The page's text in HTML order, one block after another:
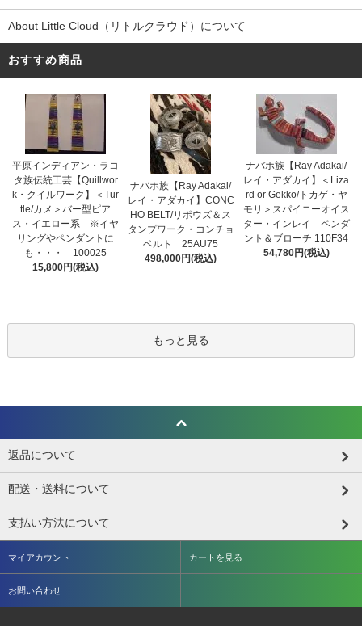
About Little Cloud（リトルクラウド）について
おすすめ商品
平原インディアン・ラコ
タ族伝統工芸【Quillwor
k・クイルワーク】＜Tur
tle/カメ＞バー型ピア
ス・イエロー系 ※イヤ
リングやペンダントに
も・・・ 100025
15,800円(税込)
ナバホ族【Ray Adakai/
レイ・アダカイ】CONC
HO BELT/リポウズ＆ス
タンプワーク・コンチョ
ベルト 25AU75
498,000円(税込)
ナバホ族【Ray Adakai/
レイ・アダカイ】＜Liza
rd or Gekko/トカゲ・ヤ
モリ＞スパイニーオイス
ター・インレイ ペンダ
ント＆ブローチ 110F34
54,780円(税込)
もっと見る
返品について
配送・送料について
支払い方法について
マイアカウント カートを見る
お問い合わせ